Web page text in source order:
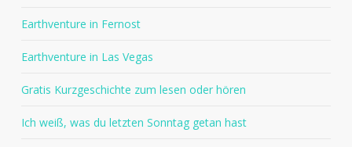
Earthventure in Fernost
Earthventure in Las Vegas
Gratis Kurzgeschichte zum lesen oder hören
Ich weiß, was du letzten Sonntag getan hast